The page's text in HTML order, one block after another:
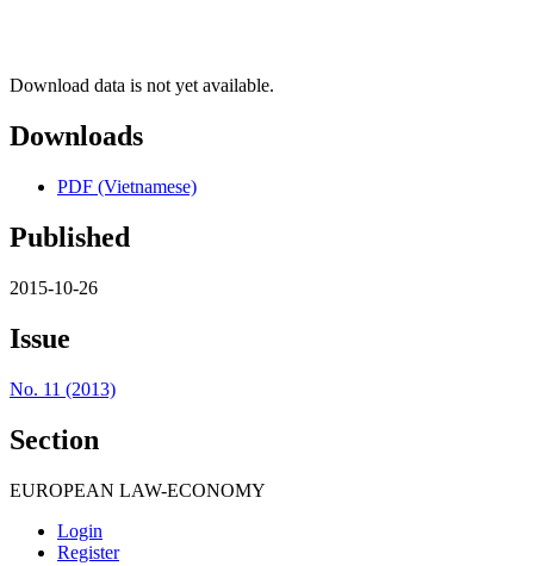
Download data is not yet available.
Downloads
PDF (Vietnamese)
Published
2015-10-26
Issue
No. 11 (2013)
Section
EUROPEAN LAW-ECONOMY
Login
Register